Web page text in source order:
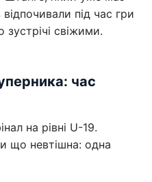
відпочивали під час гри
зустрічі свіжими.
час
на рівні U-19.
що невтішна: одна